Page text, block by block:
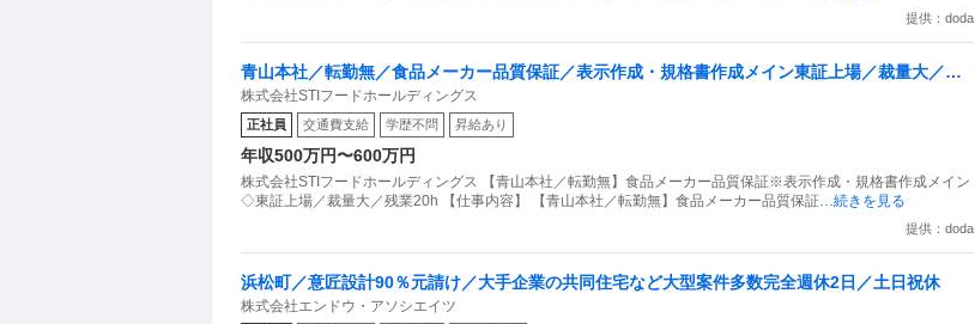
提供：doda
青山本社／転勤無／食品メーカー品質保証／表示作成・規格書作成メイン東証上場／裁量大／残
業20h
株式会社STIフードホールディングス
正社員 交通費支給 学歴不問 昇給あり
年収500万円〜600万円
株式会社STIフードホールディングス 【青山本社／転勤無】食品メーカー品質保証※表示作成・規格書作成メイン
◇東証上場／裁量大／残業20h 【仕事内容】 【青山本社／転勤無】食品メーカー品質保証…続きを見る
提供：doda
浜松町／意匠設計90％元請け／大手企業の共同住宅など大型案件多数完全週休2日／土日祝休
株式会社エンドウ・アソシエイツ